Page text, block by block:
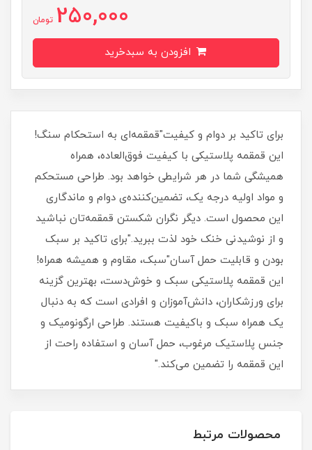
250,000 تومان
برای تاکید بر دوام و کیفیت"قمقمه‌ای به استحکام سنگ!
این قمقمه پلاستیکی با کیفیت فوق‌العاده، همراه
همیشگی شما در هر شرایطی خواهد بود. طراحی مستحکم
و مواد اولیه درجه یک، تضمین‌کننده‌ی دوام و ماندگاری
این محصول است. دیگر نگران شکستن قمقمه‌تان نباشید
و از نوشیدنی خنک خود لذت ببرید."برای تاکید بر سبک
بودن و قابلیت حمل آسان"سبک، مقاوم و همیشه همراه!
این قمقمه پلاستیکی سبک و خوش‌دست، بهترین گزینه
برای ورزشکاران، دانش‌آموزان و افرادی است که به دنبال
یک همراه سبک و باکیفیت هستند. طراحی ارگونومیک و
جنس پلاستیک مرغوب، حمل آسان و استفاده راحت از
این قمقمه را تضمین می‌کند."
محصولات مرتبط